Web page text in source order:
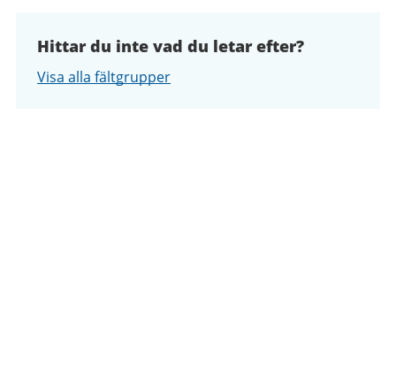
Hittar du inte vad du letar efter?
Visa alla fältgrupper